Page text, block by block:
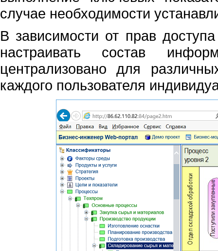
случае необходимости
В зависимости от прав
настраивать состав
централизовано для
каждого пользователя